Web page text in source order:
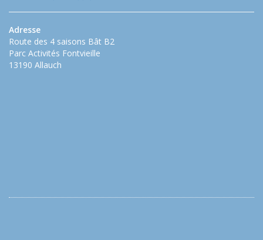
Adresse
Route des 4 saisons Bât B2
Parc Activités Fontvieille
13190 Allauch